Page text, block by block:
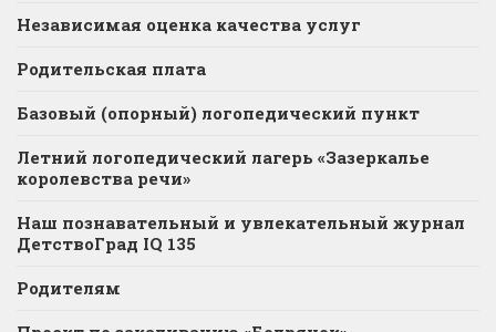
Независимая оценка качества услуг
Родительская плата
Базовый (опорный) логопедический пункт
Летний логопедический лагерь «Зазеркалье
королевства речи»
Наш познавательный и увлекательный журнал
ДетствоГрад IQ 135
Родителям